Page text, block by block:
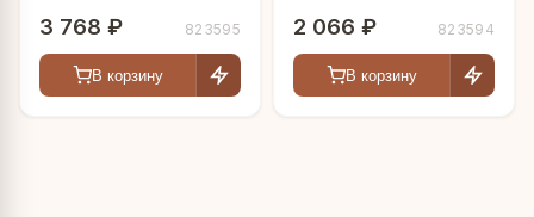
3 768 ₽ 823595
В корзину
2 066 ₽ 823594
В корзину